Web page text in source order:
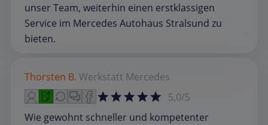
unser Team, weiterhin einen erstklassigen
Service im Mercedes Autohaus Stralsund zu
bieten.
Thorsten B. Werkstatt Mercedes
5,0/5
Wie gewohnt schneller und kompetenter